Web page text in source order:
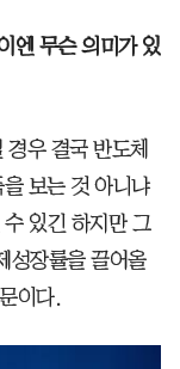
엔 무슨 의미가 있
우 결국 반도체
보는 것 아니냐
있긴 하지만 그
성장률을 끌어올
이다.